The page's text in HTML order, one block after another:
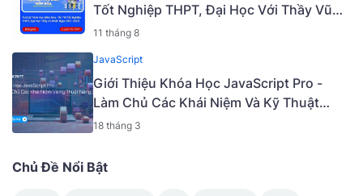
Tốt Nghiệp THPT, Đại Học Với Thầy Vũ
Khắc Ngọc 2K5 - 2023 | Mã: 9009
11 tháng 8
JavaScript
Giới Thiệu Khóa Học JavaScript Pro -
Làm Chủ Các Khái Niệm Và Kỹ Thuật
Nâng Cao [Mã - 6919 A]
18 tháng 3
Chủ Đề Nổi Bật